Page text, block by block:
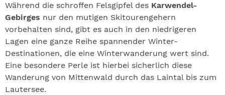
Während die schroffen Felsgipfel des Karwendel-
Gebirges nur den mutigen Skitourengehern
vorbehalten sind, gibt es auch in den niedrigeren
Lagen eine ganze Reihe spannender Winter-
Destinationen, die eine Winterwanderung wert sind.
Eine besondere Perle ist hierbei sicherlich diese
Wanderung von Mittenwald durch das Laintal bis zum
Lautersee.